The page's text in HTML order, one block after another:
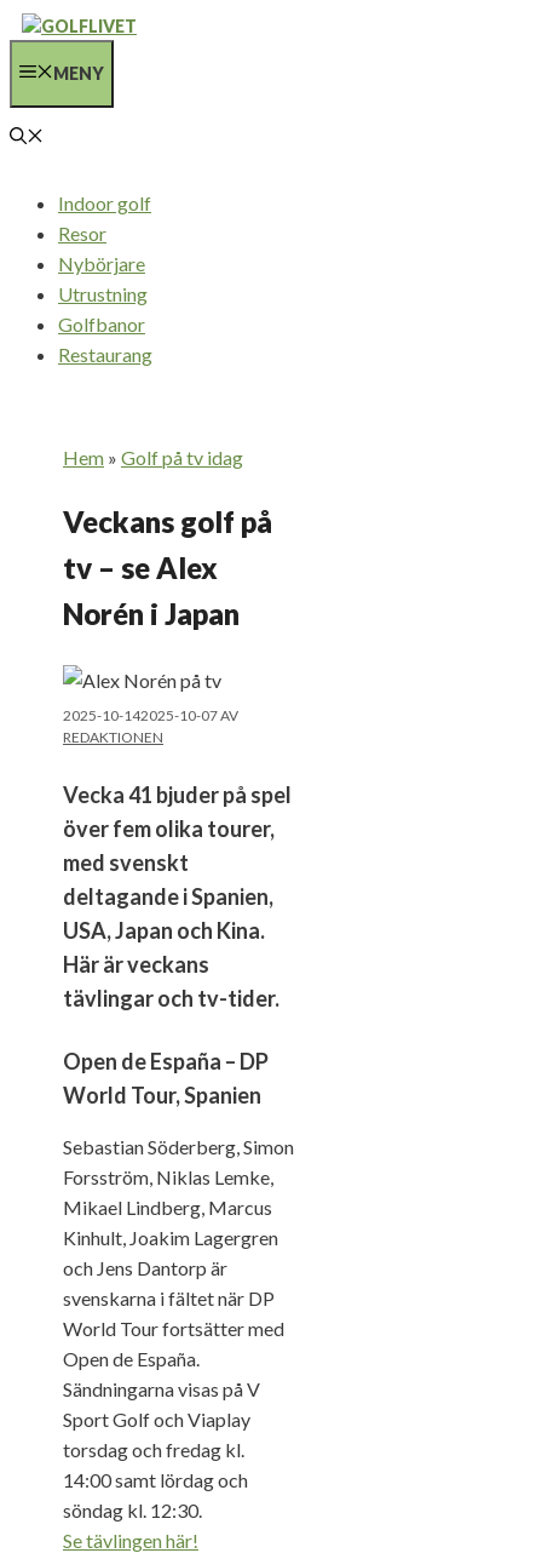
Hoppa
innehållMENY
Indoor golf
Resor
Nybörjare
Utrustning
Golfbanor
Restaurang
Hem » Golf på tv idag
Veckans golf på
tv – se Alex
Norén i Japan
2025-10-142025-10-07AV
REDAKTIONEN
Vecka 41 bjuder på spel
över fem olika tourer,
med svenskt
deltagande i Spanien,
USA, Japan och Kina.
Här är veckans
tävlingar och tv-tider.
Open de España – DP
World Tour, Spanien
Sebastian Söderberg, Simon
Forsström, Niklas Lemke,
Mikael Lindberg, Marcus
Kinhult, Joakim Lagergren
och Jens Dantorp är
svenskarna i fältet när DP
World Tour fortsätter med
Open de España.
Sändningarna visas på V
Sport Golf och Viaplay
torsdag och fredag kl.
14:00 samt lördag och
söndag kl. 12:30.
Se tävlingen här!